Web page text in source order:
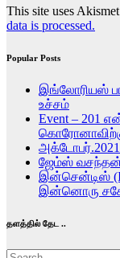
This site uses
data is processed.
Popular Posts
இங்லோரியஸ்
உச்சம்
Event – 201
ஜேம்ஸ்
இன்சென்டிஸ்
இன்னொரு
தளத்தில் தேட ..